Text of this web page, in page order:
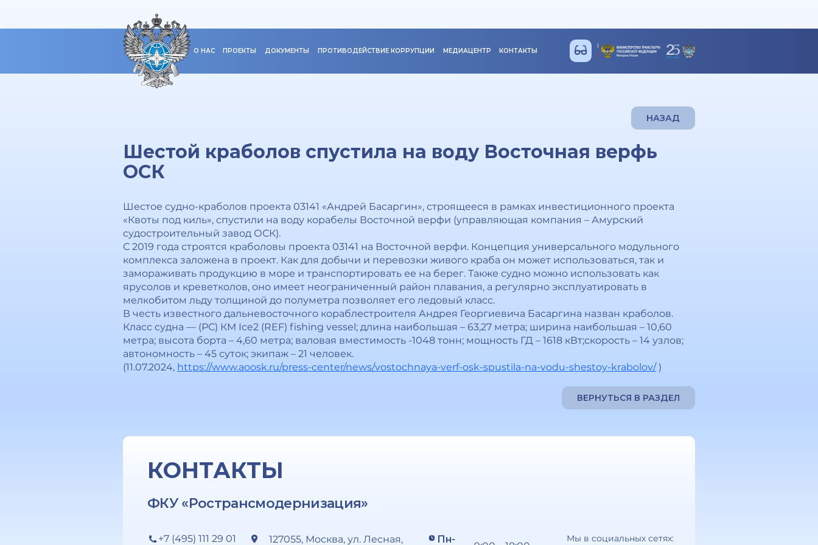
О НАС ПРОЕКТЫ ДОКУМЕНТЫ ПРОТИВОДЕЙСТВИЕ КОРРУПЦИИ МЕДИАЦЕНТР КОНТАКТЫ
НАЗАД
Шестой краболов спустила на воду Восточная верфь
ОСК
Шестое судно-краболов проекта 03141 «Андрей Басаргин», строящееся в рамках инвестиционного проекта
«Квоты под киль», спустили на воду корабелы Восточной верфи (управляющая компания – Амурский
судостроительный завод ОСК).
С 2019 года строятся краболовы проекта 03141 на Восточной верфи. Концепция универсального модульного
комплекса заложена в проект. Как для добычи и перевозки живого краба он может использоваться, так и
замораживать продукцию в море и транспортировать ее на берег. Также судно можно использовать как
ярусолов и креветколов, оно имеет неограниченный район плавания, а регулярно эксплуатировать в
мелкобитом льду толщиной до полуметра позволяет его ледовый класс.
В честь известного дальневосточного кораблестроителя Андрея Георгиевича Басаргина назван краболов.
Класс судна — (РС) КМ Ice2 (REF) fishing vessel; длина наибольшая – 63,27 метра; ширина наибольшая – 10,60
метра; высота борта – 4,60 метра; валовая вместимость -1048 тонн; мощность ГД – 1618 кВт;скорость – 14 узлов;
автономность – 45 суток; экипаж – 21 человек.
(11.07.2024, https://www.aoosk.ru/press-center/news/vostochnaya-verf-osk-spustila-na-vodu-shestoy-krabolov/)
ВЕРНУТЬСЯ В РАЗДЕЛ
КОНТАКТЫ
ФКУ «Ространсмодернизация»
+7 (495) 111 29 01 127055, Москва, ул. Лесная, Пн- Мы в социальных сетях: